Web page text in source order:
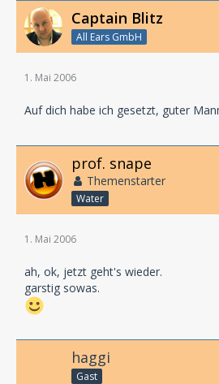
Captain Blitz
All Ears GmbH
1. Mai 2006
Auf dich habe ich gesetzt, guter
prof. snape
Themenstarter
Water
1. Mai 2006
ah, ok, jetzt geht's wieder.
garstig sowas.
haggi
Gast